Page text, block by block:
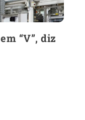
“V”, diz